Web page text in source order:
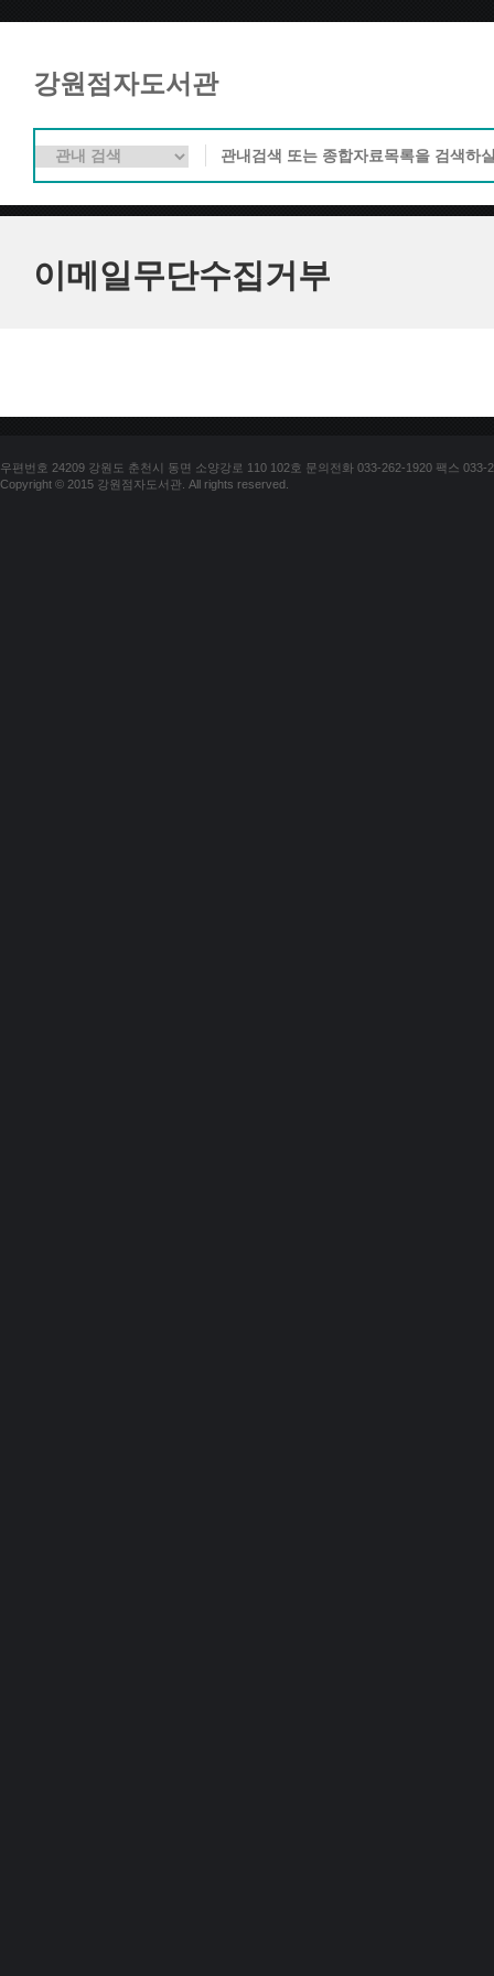
강원점자도서관
이메일무단수집거부
우편번호 24209 강원도 춘천시 동면 소양강로 110 102호 문의전화 033-262-1920 팩스 033-
Copyright © 2015 강원점자도서관. All rights reserved.